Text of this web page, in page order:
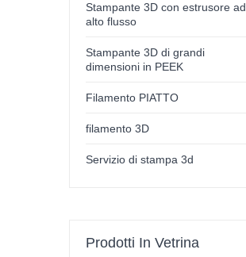
Stampante 3D con estrusore ad
alto flusso
Stampante 3D di grandi
dimensioni in PEEK
Filamento PIATTO
filamento 3D
Servizio di stampa 3d
Prodotti In Vetrina